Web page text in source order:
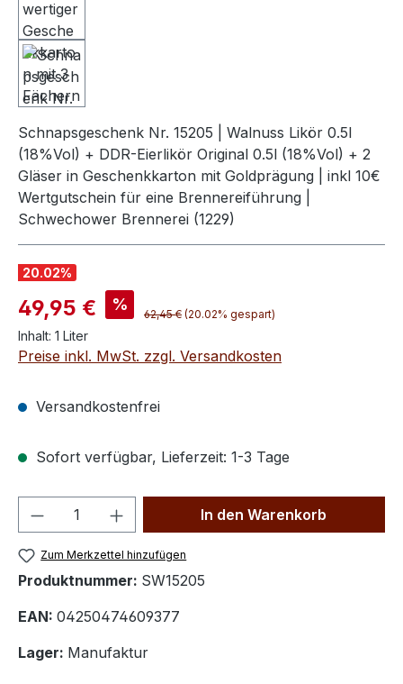
Schnapsgeschenk Nr. 15205 | Walnuss Likör 0.5l
(18%Vol) + DDR-Eierlikör Original 0.5l (18%Vol) + 2
Gläser in Geschenkkarton mit Goldprägung | inkl 10€
Wertgutschein für eine Brennereiführung |
Schwechower Brennerei (1229)
20.02%
Verkaufspreis:
49,95 € % Regulärer Preis:
62,45 € (20.02% gespart)
Inhalt: 1 Liter
Preise inkl. MwSt. zzgl. Versandkosten
Versandkostenfrei
Sofort verfügbar, Lieferzeit: 1-3 Tage
Produkt Anzahl: Gib denIn den Warenkorb
Zum Merkzettel hinzufügen
Produktnummer: SW15205
EAN: 04250474609377
Lager: Manufaktur